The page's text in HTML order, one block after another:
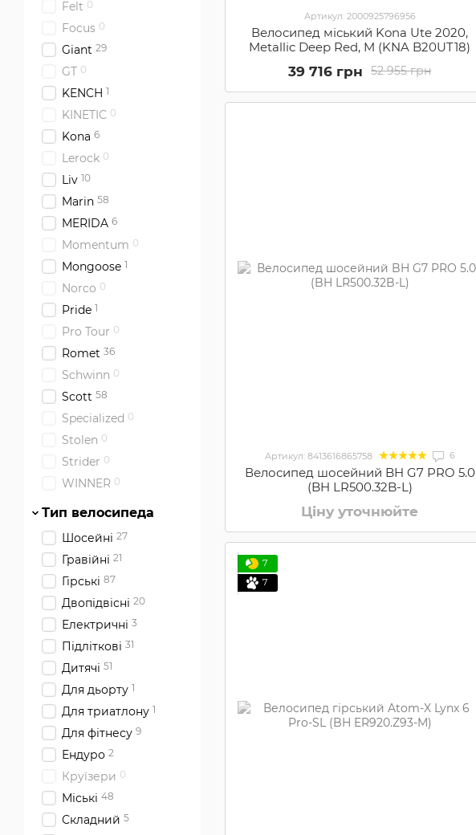
Артикул: 2000925796956
Велосипед міський Kona Ute 2020,
Metallic Deep Red, M (KNA B20UT18)
52 955 грн
39 716 грн
Артикул: 8413616865758 6
Велосипед шосейний BH G7 PRO 5.0
(BH LR500.32B-L)
Ціну уточнюйте
7
7
Felt 0
Focus 0
Giant 29
GT 0
KENCH 1
KINETIC 0
Kona 6
Lerock 0
Liv 10
Marin 58
MERIDA 6
Momentum 0
Mongoose 1
Norco 0
Pride 1
Pro Tour 0
Romet 36
Schwinn 0
Scott 58
Specialized 0
Stolen 0
Strider 0
WINNER 0
Тип велосипеда
Шосейні 27
Гравійні 21
Гірські 87
Двопідвісні 20
Електричні 3
Підліткові 31
Дитячі 51
Для дьорту 1
Для триатлону 1
Для фітнесу 9
Ендуро 2
Круїзери 0
Міські 48
Складний 5